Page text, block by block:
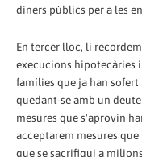
diners públics per a les
En tercer lloc, li
execucions hipotecàries
famílies que ja han
quedant-se amb un
mesures que s'aprovin
acceptarem mesures
que se sacrifiqui a